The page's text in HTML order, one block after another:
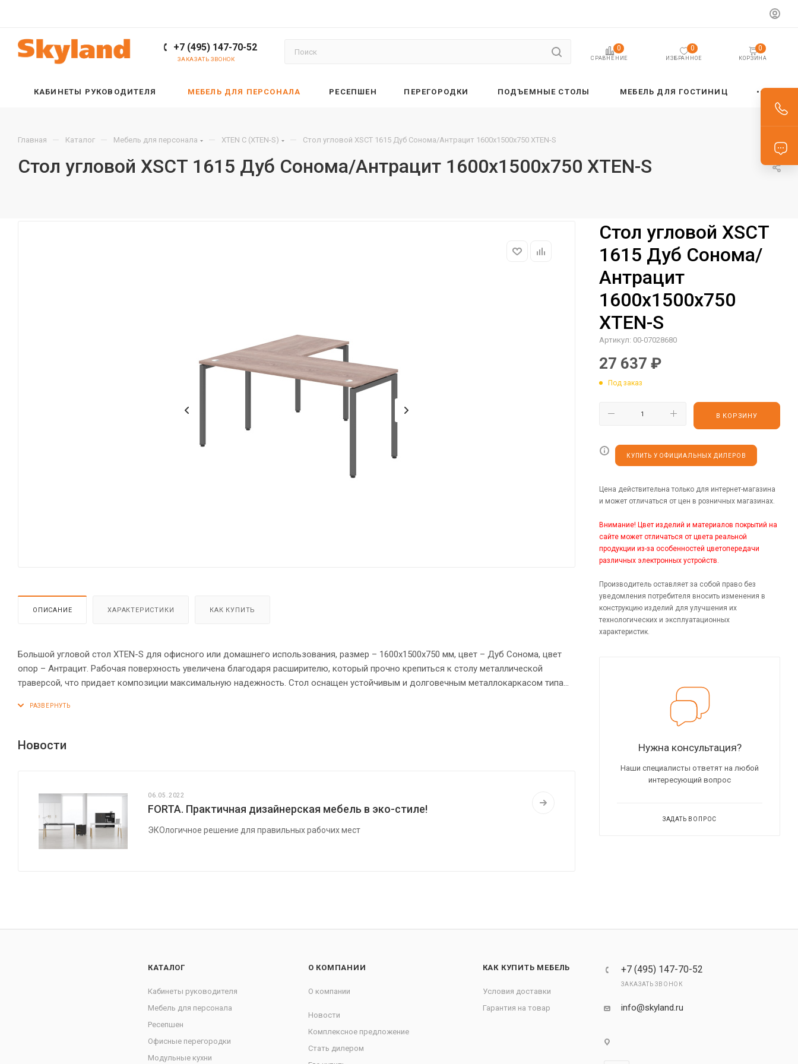
+7 (495) 147-70-52
ЗАКАЗАТЬ ЗВОНОК СРАВНЕНИЕ
0
ИЗБРАННОЕ
0
КОРЗИНА
0
КАБИНЕТЫ РУКОВОДИТЕЛЯ МЕБЕЛЬ ДЛЯ ПЕРСОНАЛА РЕСЕПШЕН ПЕРЕГОРОДКИ ПОДЪЕМНЫЕ СТОЛЫ МЕБЕЛЬ ДЛЯ ГОСТИНИЦ
Главная — Каталог — Мебель для персонала — XTEN С (XTEN-S) — Стол угловой XSCT 1615 Дуб Сонома/Антрацит 1600х1500х750 XTEN-S
Стол угловой XSCT 1615 Дуб Сонома/Антрацит 1600х1500х750 XTEN-S
ОПИСАНИЕ ХАРАКТЕРИСТИКИ КАК КУПИТЬ
Большой угловой стол XTEN-S для офисного или домашнего использования, размер – 1600х1500х750 мм, цвет – Дуб Сонома, цвет
опор – Антрацит. Рабочая поверхность увеличена благодаря расширителю, который прочно крепиться к столу металлической
траверсой, что придает композиции максимальную надежность. Стол оснащен устойчивым и долговечным металлокаркасом типа
«парящей столешницы». Солидная и прочная столешница 25 мм. Надежная защита торцов всех элементов - кромка ПВХ 2 мм.
Новости
06.05.2022
FORTA. Практичная дизайнерская мебель в эко-стиле!
ЭКОлогичное решение для правильных рабочих мест
Стол угловой XSCT
1615 Дуб Сонома/
Антрацит
1600х1500х750
XTEN-S
Артикул: 00-07028680
27 637 ₽
Под заказ
В КОРЗИНУ
КУПИТЬ У ОФИЦИАЛЬНЫХ ДИЛЕРОВ
Цена действительна только для интернет-магазина
и может отличаться от цен в розничных магазинах.
Внимание! Цвет изделий и материалов покрытий на
сайте может отличаться от цвета реальной
продукции из-за особенностей цветопередачи
различных электронных устройств.
Производитель оставляет за собой право без
уведомления потребителя вносить изменения в
конструкцию изделий для улучшения их
технологических и эксплуатационных
характеристик.
Нужна консультация?
Наши специалисты ответят на любой
интересующий вопрос
ЗАДАТЬ ВОПРОС
КАТАЛОГ
Кабинеты руководителя
Мебель для персонала
Ресепшен
Офисные перегородки
Модульные кухни
О КОМПАНИИ
О компании
Новости
Комплексное предложение
Стать дилером
КАК КУПИТЬ МЕБЕЛЬ
Условия доставки
Гарантия на товар
+7 (495) 147-70-52
ЗАКАЗАТЬ ЗВОНОК
info@skyland.ru